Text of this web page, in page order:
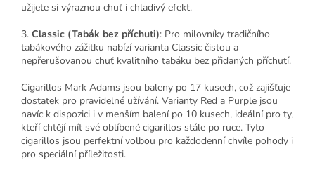
užijete si výraznou chuť i chladivý efekt.
3. Classic (Tabák bez příchuti): Pro milovníky tradičního
tabákového zážitku nabízí varianta Classic čistou a
nepřerušovanou chuť kvalitního tabáku bez přidaných příchutí.
Cigarillos Mark Adams jsou baleny po 17 kusech, což zajišťuje
dostatek pro pravidelné užívání. Varianty Red a Purple jsou
navíc k dispozici i v menším balení po 10 kusech, ideální pro ty,
kteří chtějí mít své oblíbené cigarillos stále po ruce. Tyto
cigarillos jsou perfektní volbou pro každodenní chvíle pohody i
pro speciální příležitosti.